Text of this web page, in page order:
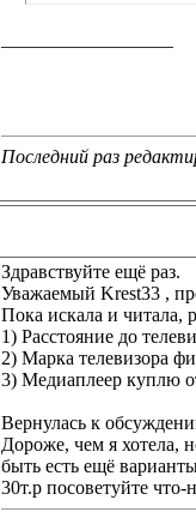
Последний раз
Здравствуйте ещё раз.
Уважаемый Krest33 ,
Пока искала и читала,
1) Расстояние до
2) Марка телевизора
3) Медиаплеер куплю
Вернулась к
Дороже, чем я хотела,
быть есть ещё
30т.р посоветуйте